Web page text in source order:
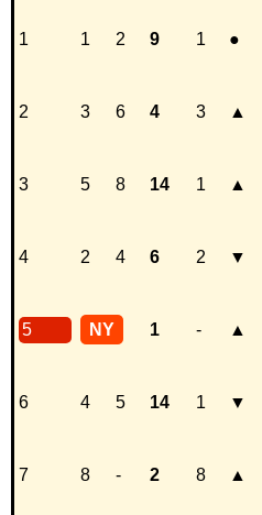
1 1 2 9 1 ●
2 3 6 4 3 ▲
3 5 8 14 1 ▲
4 2 4 6 2 ▼
5 NY 1 - ▲
6 4 5 14 1 ▼
7 8 - 2 8 ▲